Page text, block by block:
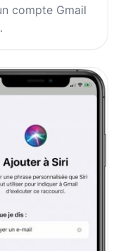
compte Gmail